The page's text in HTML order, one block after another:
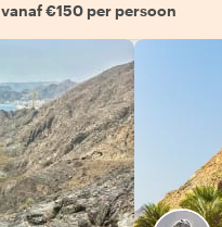
vanaf €150 per persoon